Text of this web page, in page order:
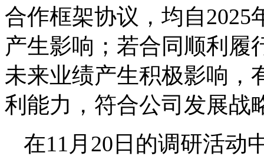
合作框架协议，均自2025
产生影响；若合同顺利履
未来业绩产生积极影响，
利能力，符合公司发展战
在11月20日的调研活动